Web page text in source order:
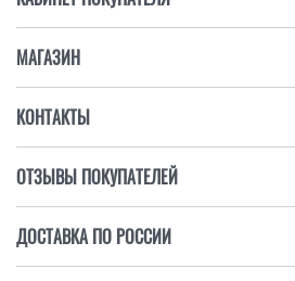
МАГАЗИН
КОНТАКТЫ
ОТЗЫВЫ ПОКУПАТЕЛЕЙ
ДОСТАВКА ПО РОССИИ